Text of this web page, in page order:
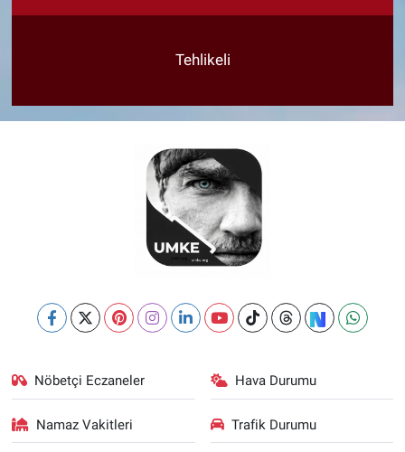
Tehlikeli
Nöbetçi Eczaneler Hava Durumu
Namaz Vakitleri Trafik Durumu